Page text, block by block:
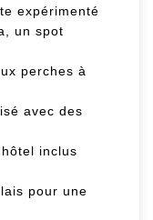
expérimenté
un spot
perches à
avec des
inclus
pour une